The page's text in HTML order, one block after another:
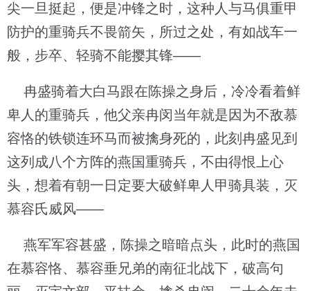
尖一旦挺起，便是冲锋之时，这种人与马俱重甲
防护的重骑兵不畏箭矢，所过之处，有如战车一
般，步卒、轻骑不能撄其锋——
冉盛骑着大白马跟在陈操之身后，冷冷看着鲜
卑人的重骑兵，他父亲冉闵当年就是因为不敌慕
容恪的铁锁连环马而被擒身死的，此刻冉盛见到
这列成八个方阵的燕国重骑兵，不由得恨上心
头，想着有朝一日定要大破鲜卑人甲骑具装，灭
慕容氏威风——
燕军军容甚盛，陈操之暗暗点头，此时的燕国
在慕容恪、慕容垂兄弟的南征北战下，破高句